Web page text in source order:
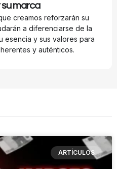
marca
creamos reforzarán su
a diferenciarse de la
esencia y sus valores para
y auténticos.
ARTÍCULOS